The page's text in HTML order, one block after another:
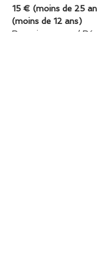
15 € (moins de 25
(moins de 12 ans)
Renseignement /